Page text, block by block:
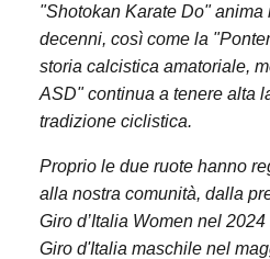
"Shotokan Karate Do" anima
decenni, così come la
storia calcistica amatoriale,
ASD" continua a tenere alta
tradizione ciclistica.
Proprio le due ruote hanno
alla nostra comunità, dalla
Giro d’Italia Women nel
Giro d'Italia maschile nel